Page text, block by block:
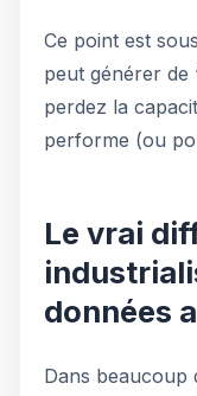
Ce point est
peut générer de
perdez la
performe (ou
Le vrai
données
Dans beaucoup